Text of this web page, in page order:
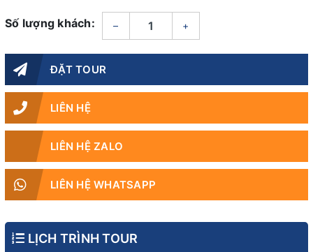
Số lượng khách: – +
ĐẶT TOUR
LIÊN HỆ
LIÊN HỆ ZALO
LIÊN HỆ WHATSAPP
LỊCH TRÌNH TOUR